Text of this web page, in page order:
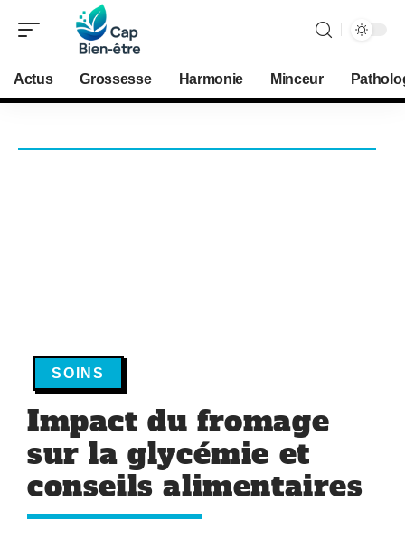
Actus Grossesse Harmonie Minceur
SOINS
Impact du fromage
sur la glycémie et
conseils alimentaires